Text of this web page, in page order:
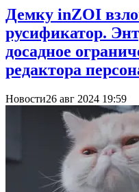
Демку inZOI
русификатор.
досадное
редактора
Новости26 авг 2024 19:59